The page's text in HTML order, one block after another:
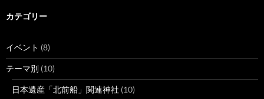
カテゴリー
イベント (8)
テーマ別 (10)
日本遺産「北前船」関連神社 (10)